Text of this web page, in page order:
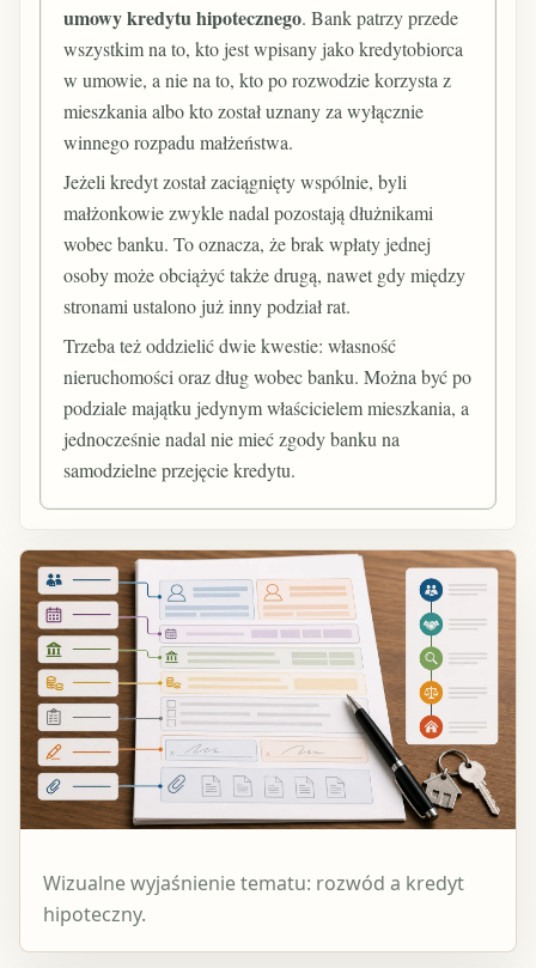
umowy kredytu hipotecznego. Bank patrzy przede
wszystkim na to, kto jest wpisany jako kredytobiorca
w umowie, a nie na to, kto po rozwodzie korzysta z
mieszkania albo kto został uznany za wyłącznie
winnego rozpadu małżeństwa.
Jeżeli kredyt został zaciągnięty wspólnie, byli
małżonkowie zwykle nadal pozostają dłużnikami
wobec banku. To oznacza, że brak wpłaty jednej
osoby może obciążyć także drugą, nawet gdy między
stronami ustalono już inny podział rat.
Trzeba też oddzielić dwie kwestie: własność
nieruchomości oraz dług wobec banku. Można być po
podziale majątku jedynym właścicielem mieszkania, a
jednocześnie nadal nie mieć zgody banku na
samodzielne przejęcie kredytu.
Wizualne wyjaśnienie tematu: rozwód a kredyt
hipoteczny.